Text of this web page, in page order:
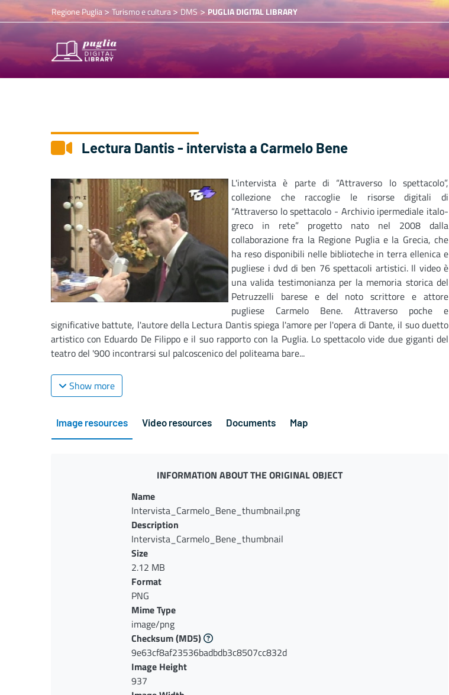
Regione Puglia> Turismo e cultura>DMS > PUGLIA DIGITAL LIBRARY
Lectura Dantis - intervista a Carmelo Bene
L'intervista è parte di “Attraverso lo spettacolo”,
collezione che raccoglie le risorse digitali di
“Attraverso lo spettacolo - Archivio ipermediale italo­
greco in rete” progetto nato nel 2008 dalla
collaborazione fra la Regione Puglia e la Grecia, che
ha reso disponibili nelle biblioteche in terra ellenica e
pugliese i dvd di ben 76 spettacoli artistici. Il video è
una valida testimonianza per la memoria storica del
Petruzzelli barese e del noto scrittore e attore
pugliese Carmelo Bene. Attraverso poche e
significative battute, l'autore della Lectura Dantis spiega l'amore per l'opera di Dante, il suo duetto
artistico con Eduardo De Filippo e il suo rapporto con la Puglia. Lo spettacolo vide due giganti del
teatro del '900 incontrarsi sul palcoscenico del politeama bare...
Show more
Image resources Video resources Documents Map
INFORMATION ABOUT THE ORIGINAL OBJECT
Name
Intervista_Carmelo_Bene_thumbnail.png
Description
Intervista_Carmelo_Bene_thumbnail
Size
2.12 MB
Format
PNG
Mime Type
image/png
Checksum(MD5)
9e63cf8af23536badbdb3c8507cc832d
Image Height
937